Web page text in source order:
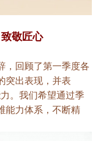
敬匠心
，回顾了第一季度各
突出表现，并表
。我们希望通过季
能力体系，不断精